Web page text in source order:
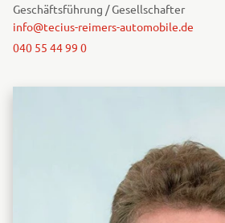
Geschäftsführung / Gesellschafter
info@tecius-reimers-automobile.de
040 55 44 99 0